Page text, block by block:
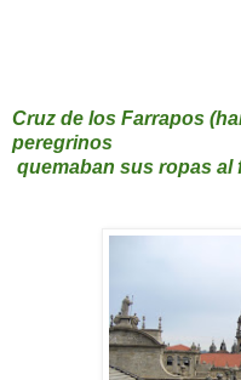
Cruz de los Farrapos
peregrinos
quemaban sus ropas al